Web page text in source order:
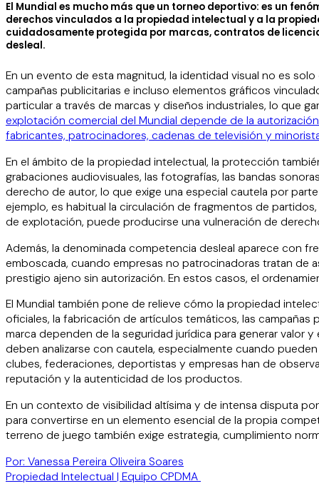
El Mundial es mucho más que un torneo deportivo: es un
derechos vinculados a la propiedad intelectual y a la
cuidadosamente protegida por marcas, contratos de
desleal.
En un evento de esta magnitud, la identidad visual no es
campañas publicitarias e incluso elementos gráficos
particular a través de marcas y diseños industriales, lo que
explotación comercial del Mundial depende de la
fabricantes, patrocinadores, cadenas de televisión y
En el ámbito de la propiedad intelectual, la protección
grabaciones audiovisuales, las fotografías, las bandas
derecho de autor, lo que exige una especial cautela por
ejemplo, es habitual la circulación de fragmentos de
de explotación, puede producirse una vulneración de
Además, la denominada competencia desleal aparece con
emboscada, cuando empresas no patrocinadoras tratan de
prestigio ajeno sin autorización. En estos casos, el
El Mundial también pone de relieve cómo la propiedad
oficiales, la fabricación de artículos temáticos, las
marca dependen de la seguridad jurídica para generar valor
deben analizarse con cautela, especialmente cuando
clubes, federaciones, deportistas y empresas han de
reputación y la autenticidad de los productos.
En un contexto de visibilidad altísima y de intensa disputa
para convertirse en un elemento esencial de la propia
terreno de juego también exige estrategia, cumplimiento
Por: Vanessa Pereira Oliveira Soares
Propiedad Intelectual | Equipo CPDMA ​